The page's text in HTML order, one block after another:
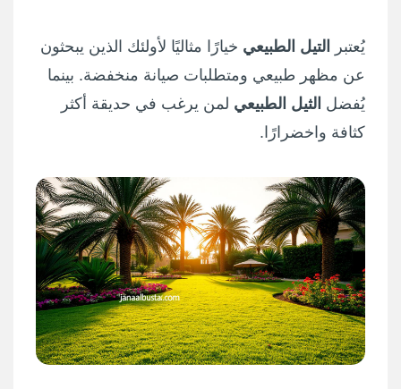
يُعتبر التيل الطبيعي خيارًا مثاليًا لأولئك الذين يبحثون
عن مظهر طبيعي ومتطلبات صيانة منخفضة. بينما
يُفضل الثيل الطبيعي لمن يرغب في حديقة أكثر
كثافة واخضرارًا.